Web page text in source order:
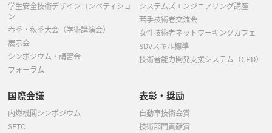
学生安全技術デザインコンペティショ
ン
春季・秋季大会（学術講演会）
展示会
シンポジウム・講習会
フォーラム
システムズエンジニアリング講座
若手技術者交流会
女性技術者ネットワーキングカフェ
SDVスキル標準
技術者能力開発支援システム（CPD）
国際会議
内燃機関シンポジウム
SETC
表彰・奨励
自動車技術会賞
技術部門貢献賞